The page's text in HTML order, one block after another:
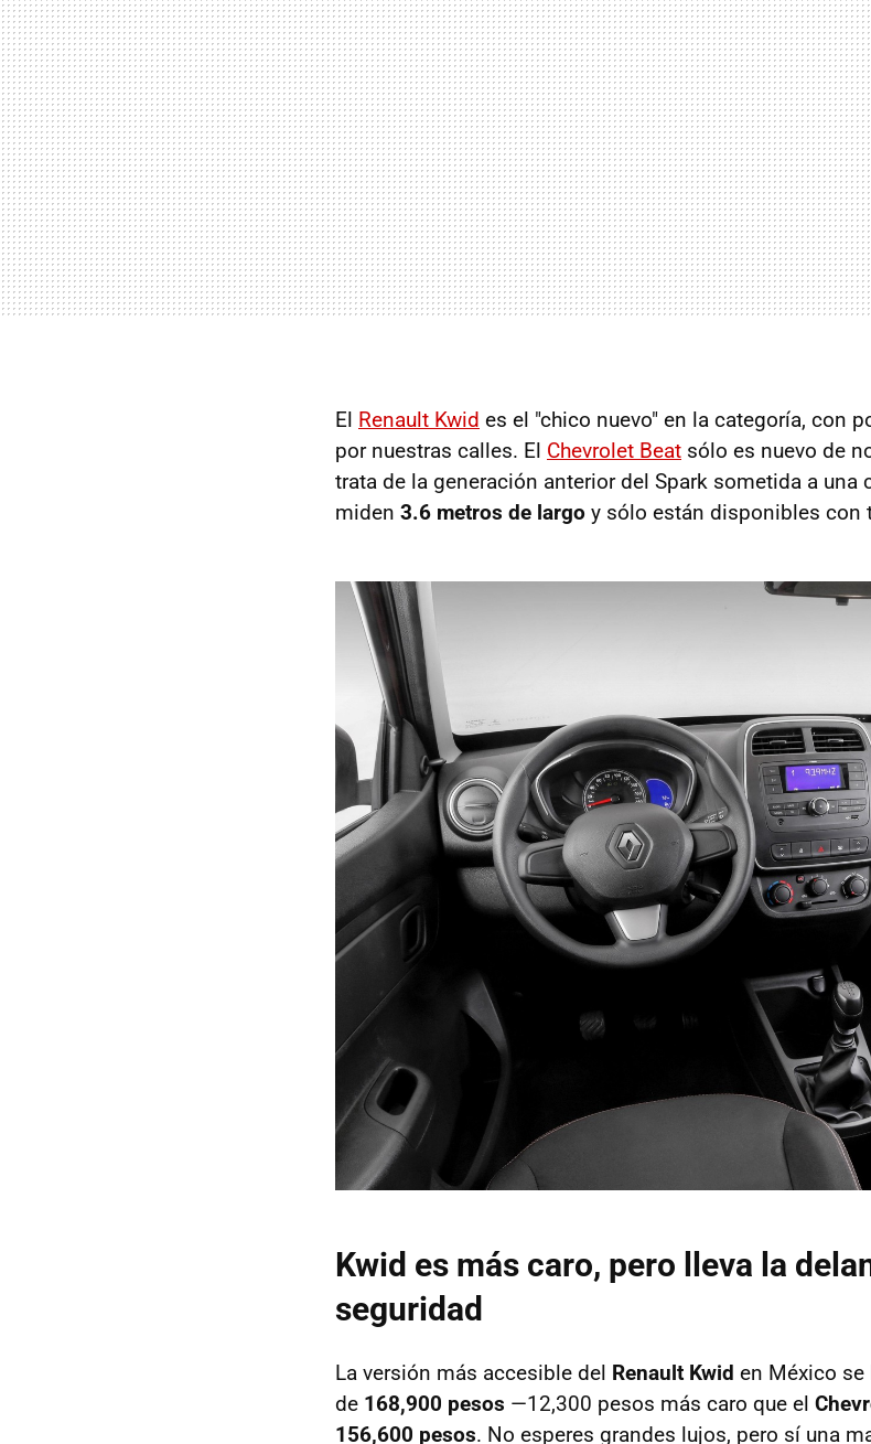
El Renault Kwid es el "chico nuevo" en la categoría, con
por nuestras calles. El Chevrolet Beat sólo es nuevo de
trata de la generación anterior del Spark sometida a una
miden 3.6 metros de largo y sólo están disponibles con
Kwid es más caro, pero lleva la
seguridad
La versión más accesible del Renault Kwid en México se
de 168,900 pesos —12,300 pesos más caro que el
156,600 pesos. No esperes grandes lujos, pero sí una